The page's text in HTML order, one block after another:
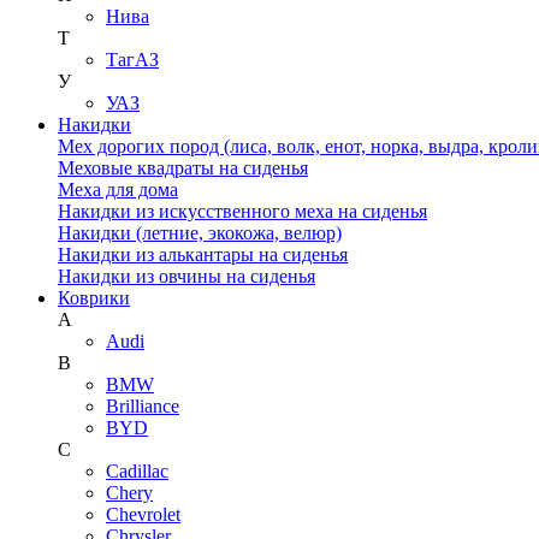
Нива
Т
ТагАЗ
У
УАЗ
Накидки
Мех дорогих пород (лиса, волк, енот, норка, выдра,
Меховые квадраты на сиденья
Меха для дома
Накидки из искусственного меха на сиденья
Накидки (летние, экокожа, велюр)
Накидки из алькантары на сиденья
Накидки из овчины на сиденья
Коврики
A
Audi
B
BMW
Brilliance
BYD
C
Cadillac
Chery
Chevrolet